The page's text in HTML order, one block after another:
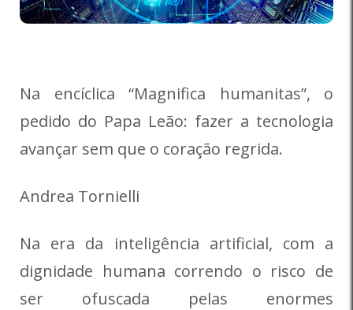
Na encíclica “Magnifica humanitas”, o
pedido do Papa Leão: fazer a tecnologia
avançar sem que o coração regrida.
Andrea Tornielli
Na era da inteligência artificial, com a
dignidade humana correndo o risco de
ser ofuscada pelas enormes